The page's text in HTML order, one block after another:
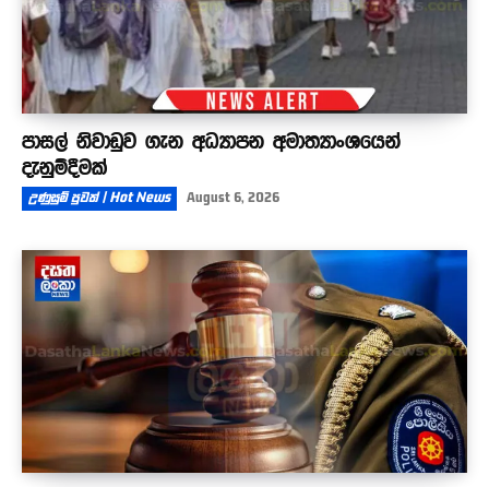
පාසල් නිවාඩුව ගැන අධ්‍යාපන අමාත්‍යාංශයෙන්
දැනුම්දීමක්
උණුසුම් පුවත් | Hot News August 6, 2026